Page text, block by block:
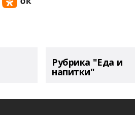
Рубрика "Еда и
напитки"